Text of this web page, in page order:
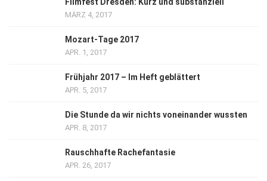
Filmfest Dresden: Kurz und substanziell
MÄRZ 4, 2017
Mozart-Tage 2017
APR. 1, 2017
Frühjahr 2017 – Im Heft geblättert
APR. 5, 2017
Die Stunde da wir nichts voneinander wussten
APR. 8, 2017
Rauschhafte Rachefantasie
APR. 26, 2017